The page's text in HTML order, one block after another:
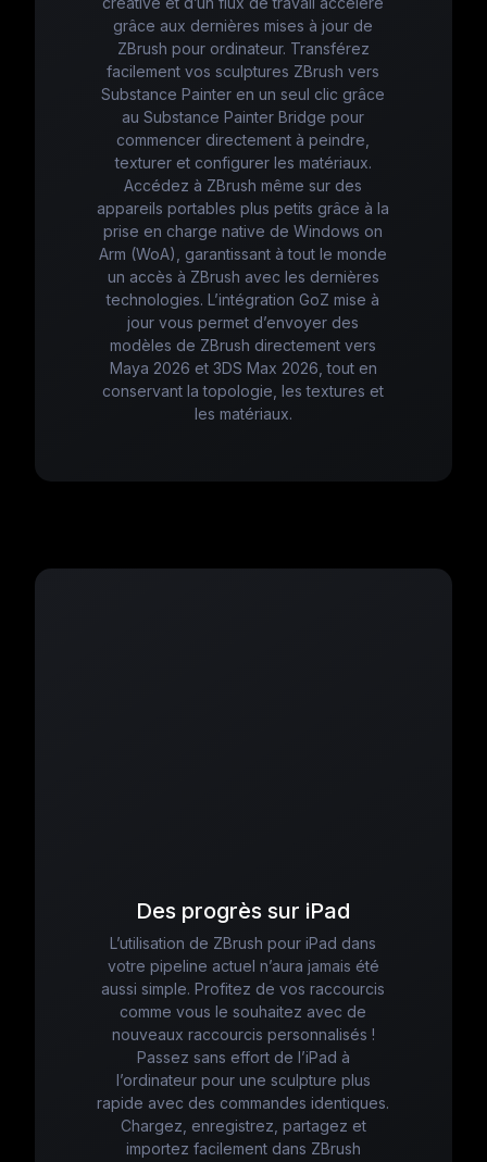
grâce aux dernières mises à jour de
ZBrush pour ordinateur. Transférez
facilement vos sculptures ZBrush vers
Substance Painter en un seul clic grâce
au Substance Painter Bridge pour
commencer directement à peindre,
texturer et configurer les matériaux.
Accédez à ZBrush même sur des
appareils portables plus petits grâce à la
prise en charge native de Windows on
Arm (WoA), garantissant à tout le monde
un accès à ZBrush avec les dernières
technologies. L’intégration GoZ mise à
jour vous permet d’envoyer des
modèles de ZBrush directement vers
Maya 2026 et 3DS Max 2026, tout en
conservant la topologie, les textures et
les matériaux.
Des progrès sur iPad
L’utilisation de ZBrush pour iPad dans
votre pipeline actuel n’aura jamais été
aussi simple. Profitez de vos raccourcis
comme vous le souhaitez avec de
nouveaux raccourcis personnalisés !
Passez sans effort de l’iPad à
l’ordinateur pour une sculpture plus
rapide avec des commandes identiques.
Chargez, enregistrez, partagez et
importez facilement dans ZBrush